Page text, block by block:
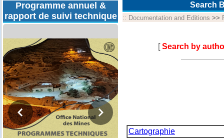
Programme annuel &
rapport de suivi technique
Search
:: Documentation and Editions >>
[Search by
Cartographie